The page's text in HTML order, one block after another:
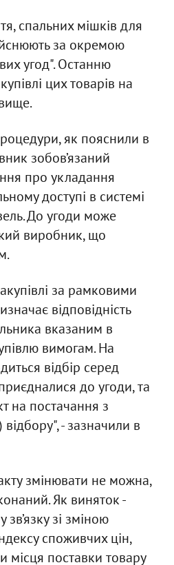
спальних мішків для
за окремою
угод". Останню
цих товарів на
як пояснили в
зобов’язаний
про укладання
доступі в системі
До угоди може
виробник, що
за рамковими
відповідність
вказаним в
вимогам. На
відбір серед
до угоди, та
на постачання з
- зазначили в
змінювати не можна,
Як виняток -
зі зміною
споживчих цін,
місця поставки товару